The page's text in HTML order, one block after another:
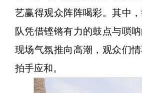
艺赢得观众阵阵喝彩。其中
队凭借铿锵有力的鼓点与唢
现场气氛推向高潮，观众们
拍手应和。